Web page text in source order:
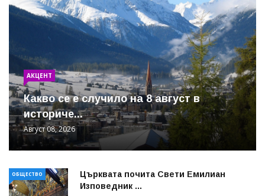
АКЦЕНТ
Какво се е случило на 8 август в
историче...
Август 08, 2026
ОБЩЕСТВО
Църквата почита Свeти Емилиан
Изповедник ...